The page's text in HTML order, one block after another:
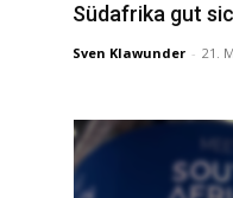
Südafrika gut
Sven Klawunder - 21.